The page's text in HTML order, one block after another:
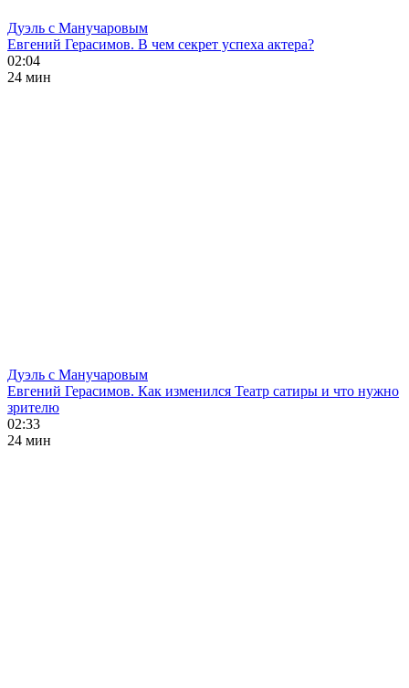
Дуэль с Манучаровым
Евгений Герасимов. В чем секрет успеха актера?
02:04
24 мин
Дуэль с Манучаровым
Евгений Герасимов. Как изменился Театр сатиры и что нужно
зрителю
02:33
24 мин